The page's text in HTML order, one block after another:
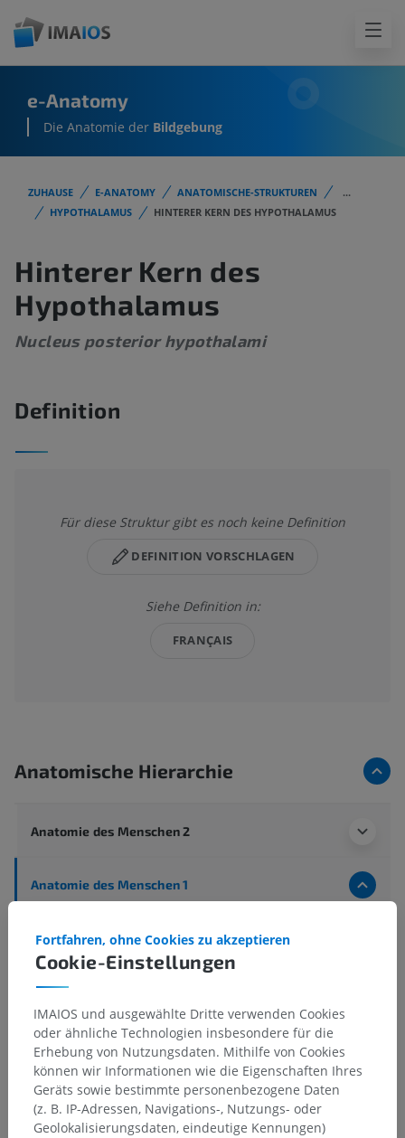
e-Anatomy
Die Anatomie der Bildgebung
ZUHAUSE E-ANATOMY ANATOMISCHE-STRUKTUREN
...
HYPOTHALAMUS
HINTERER KERN DES HYPOTHALAMUS
Hinterer Kern des
Hypothalamus
Nucleus posterior hypothalami
Definition
Für diese Struktur gibt es noch keine Definition
DEFINITION VORSCHLAGEN
Siehe Definition in:
FRANÇAIS
Anatomische Hierarchie
Anatomie des Menschen 2
Anatomie des Menschen 1
Zentraler Abschnitt; Zentralnervensystem
Vorderhirn
> Zwischenhirn> Hypothalamus
Hinterer Kern des Hypothalamus
Darunterliegende Strukturen:Für dieses anatomische
Teil gibt es keine zugehörigen Strukturen
Anatomie des Menschen
Cookie-Einstellungen
Fortfahren, ohne Cookies zu akzeptieren
IMAIOS und ausgewählte Dritte verwenden Cookies
oder ähnliche Technologien insbesondere für die
Erhebung von Nutzungsdaten. Mithilfe von Cookies
können wir Informationen wie die Eigenschaften Ihres
Geräts sowie bestimmte personenbezogene Daten
(z. B. IP-Adressen, Navigations-, Nutzungs- oder
Geolokalisierungsdaten, eindeutige Kennungen)